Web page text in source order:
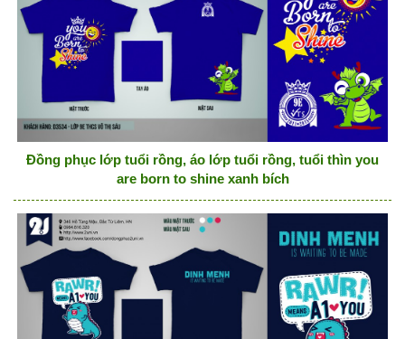
Đồng phục lớp tuổi rồng, áo lớp tuổi rồng, tuổi thìn you
are born to shine xanh bích